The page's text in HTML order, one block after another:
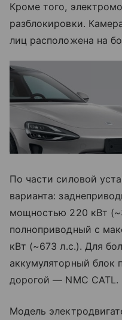
Кроме того,
разблокировки.
лиц расположена на
По части силовой
варианта:
мощностью 220 кВт
полноприводный с
кВт (~673 л.с.). Для
аккумуляторный блок
дорогой — NMC CATL.
Модель